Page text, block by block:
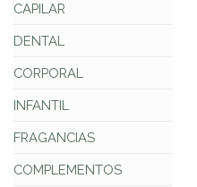
CAPILAR
DENTAL
CORPORAL
INFANTIL
FRAGANCIAS
COMPLEMENTOS